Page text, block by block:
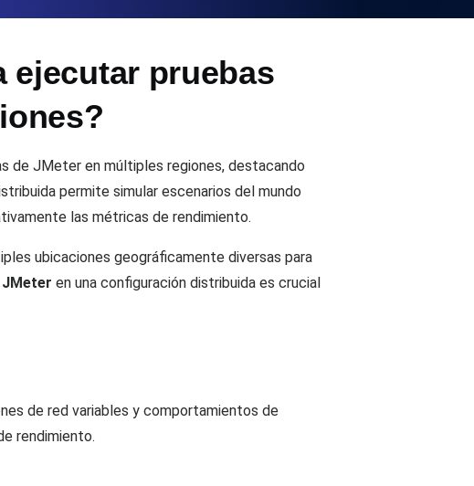
YAML, JS y MCP
ejecutar pruebas
de JMeter en múltiples regiones, destacando
permite simular escenarios del mundo
las métricas de rendimiento.
ubicaciones geográficamente diversas para
JMeter en una configuración distribuida es crucial
de red variables y comportamientos de
rendimiento.